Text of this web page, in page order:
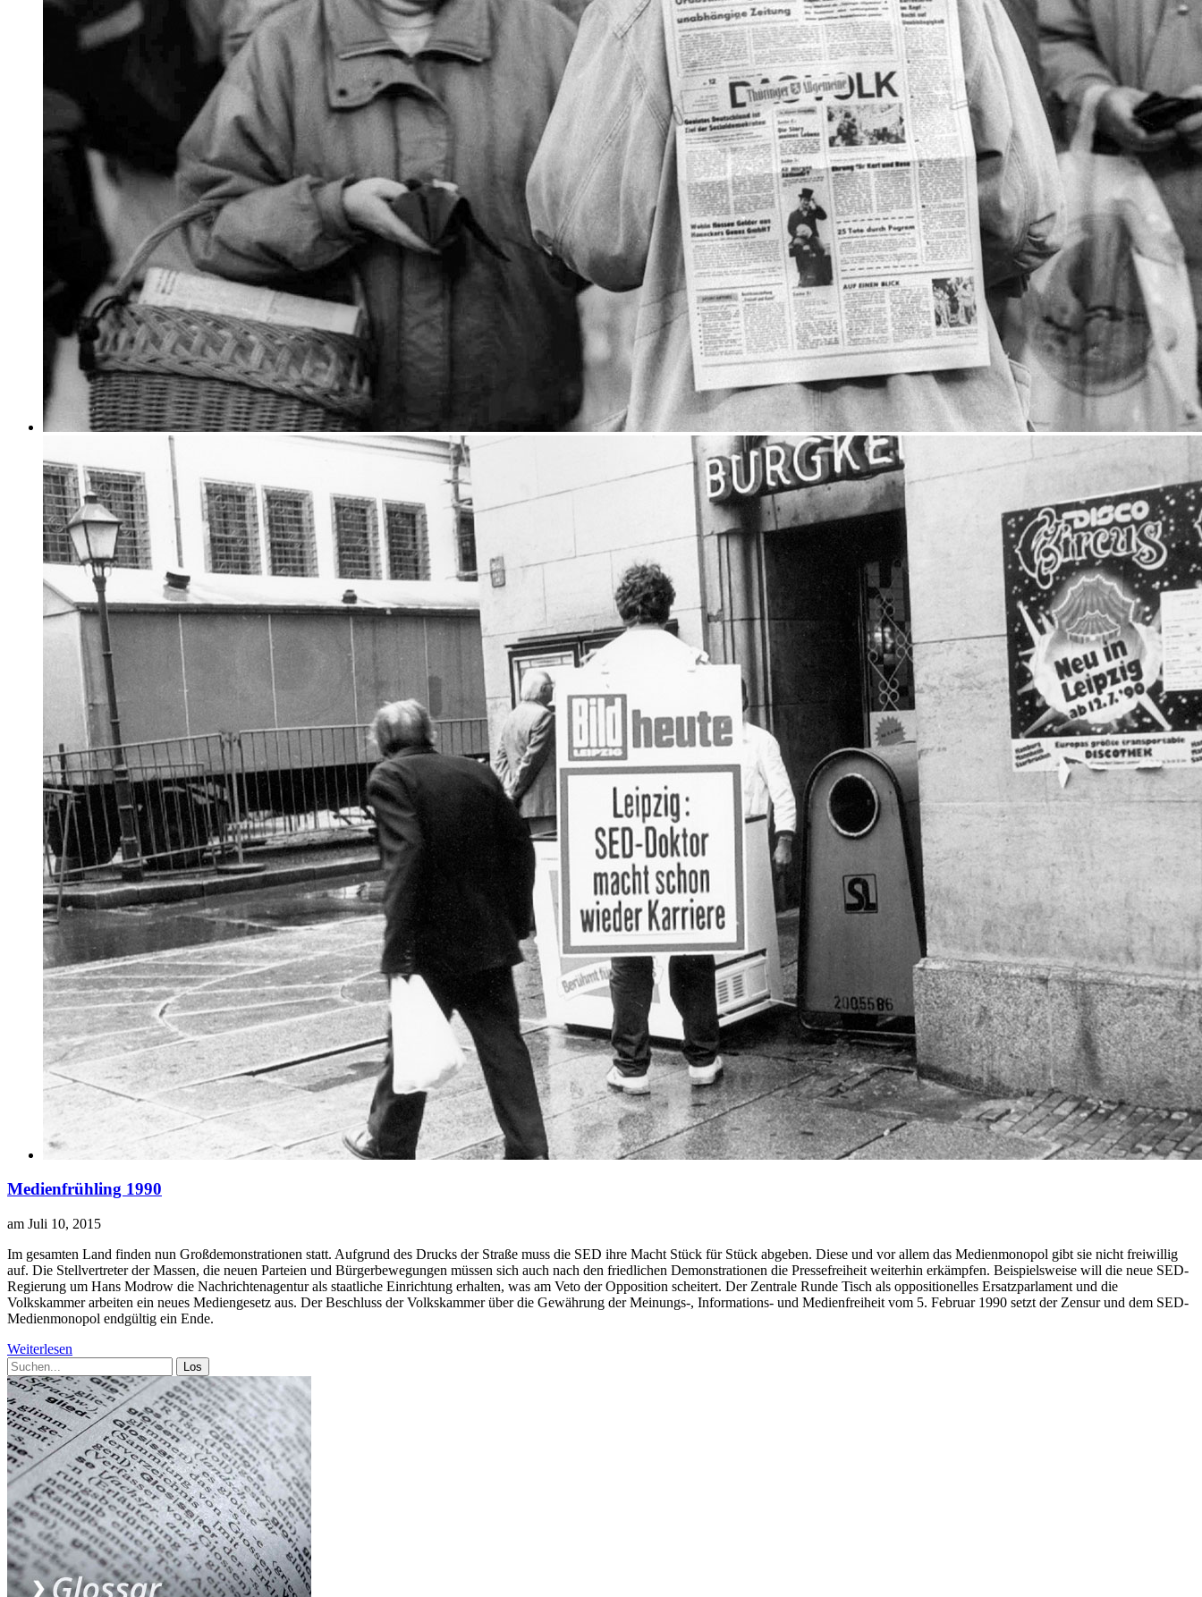
Medienfrühling 1990
am Juli 10, 2015
Im gesamten Land finden nun Großdemonstrationen statt. Aufgrund des Drucks der Straße muss die SED ihre Macht Stück für Stück abgeben. Diese und vor allem das Medienmonopol gibt sie nicht freiwillig
auf. Die Stellvertreter der Massen, die neuen Parteien und Bürgerbewegungen müssen sich auch nach den friedlichen Demonstrationen die Pressefreiheit weiterhin erkämpfen. Beispielsweise will die neue SED-
Regierung um Hans Modrow die Nachrichtenagentur als staatliche Einrichtung erhalten, was am Veto der Opposition scheitert. Der Zentrale Runde Tisch als oppositionelles Ersatzparlament und die
Volkskammer arbeiten ein neues Mediengesetz aus. Der Beschluss der Volkskammer über die Gewährung der Meinungs-, Informations- und Medienfreiheit vom 5. Februar 1990 setzt der Zensur und dem SED-
Medienmonopol endgültig ein Ende.
Weiterlesen